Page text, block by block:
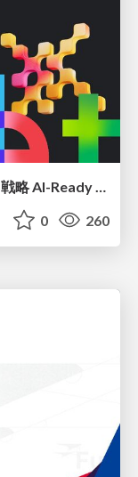
0 260